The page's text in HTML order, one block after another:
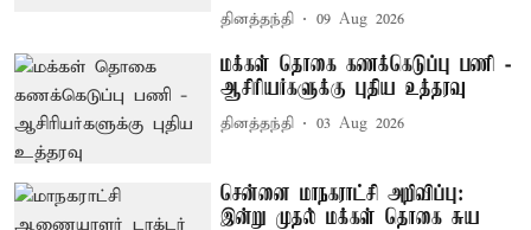
தினத்தந்தி 09 Aug 2026
மக்கள் தொகை கணக்கெடுப்பு பணி -
ஆசிரியர்களுக்கு புதிய உத்தரவு
தினத்தந்தி 03 Aug 2026
சென்னை மாநகராட்சி அறிவிப்பு:
இன்று முதல் மக்கள் தொகை சுய